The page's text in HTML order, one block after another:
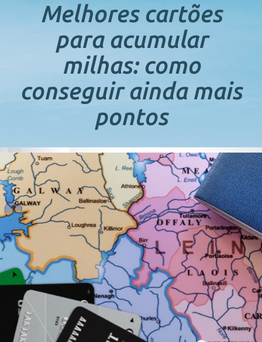
Melhores cartões
para acumular
milhas: como
conseguir ainda mais
pontos